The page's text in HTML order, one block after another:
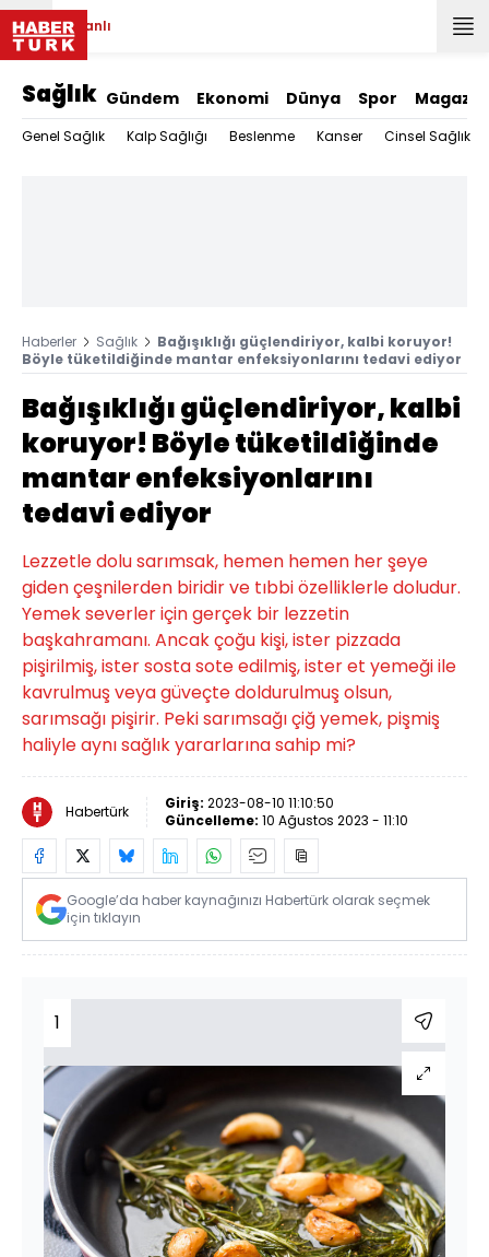
Canlı
Sağlık Gündem Ekonomi Dünya Spor Magazin
Genel Sağlık Kalp Sağlığı Beslenme Kanser Cinsel Sağlık
Haberler Sağlık
Bağışıklığı güçlendiriyor, kalbi koruyor!
Böyle tüketildiğinde mantar enfeksiyonlarını tedavi ediyor
Bağışıklığı güçlendiriyor, kalbi
koruyor! Böyle tüketildiğinde
mantar enfeksiyonlarını
tedavi ediyor
Lezzetle dolu sarımsak, hemen hemen her şeye
giden çeşnilerden biridir ve tıbbi özelliklerle doludur.
Yemek severler için gerçek bir lezzetin
başkahramanı. Ancak çoğu kişi, ister pizzada
pişirilmiş, ister sosta sote edilmiş, ister et yemeği ile
kavrulmuş veya güveçte doldurulmuş olsun,
sarımsağı pişirir. Peki sarımsağı çiğ yemek, pişmiş
haliyle aynı sağlık yararlarına sahip mi?
Habertürk Giriş: 2023-08-10 11:10:50
Güncelleme: 10 Ağustos 2023 - 11:10
Google’da haber kaynağınızı Habertürk olarak seçmek
için tıklayın
1